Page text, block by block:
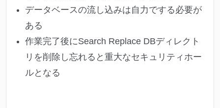
データベースの流し込みは自力でする必要が
ある
作業完了後にSearch Replace DBディレクト
リを削除し忘れると重大なセキュリティホー
ルとなる